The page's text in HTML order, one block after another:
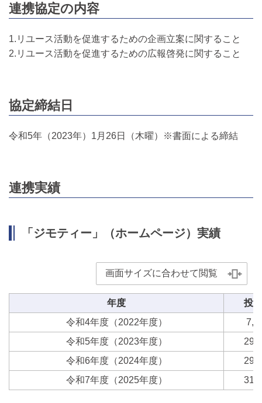
連携協定の内容
1.リユース活動を促進するための企画立案に関すること
2.リユース活動を促進するための広報啓発に関すること
協定締結日
令和5年（2023年）1月26日（木曜）※書面による締結
連携実績
「ジモティー」（ホームページ）実績
画面サイズに合わせて閲覧
年度
投
令和4年度（2022年度）
令和5年度（2023年度）
令和6年度（2024年度）
令和7年度（2025年度）